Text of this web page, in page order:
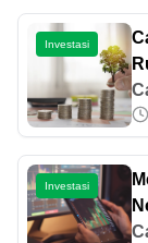
Investasi
Investasi